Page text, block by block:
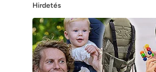
Hirdetés